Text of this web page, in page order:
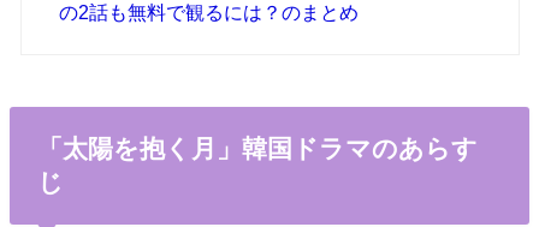
の2話も無料で観るには？のまとめ
「太陽を抱く月」韓国ドラマのあらす
じ